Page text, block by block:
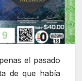
el pasado
de que había